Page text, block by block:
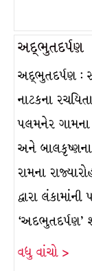
અદ્ભુતદર્પણ
અદ્ભુતદર્પણ :
નાટકના
પલમનેર ગામના
અને
રામના
દ્વારા
‘અદભુતદર્પણ’
વધુ વાંચો >